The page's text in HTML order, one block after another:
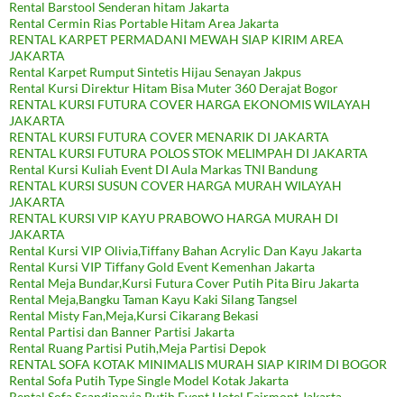
Rental Barstool Senderan hitam Jakarta
Rental Cermin Rias Portable Hitam Area Jakarta
RENTAL KARPET PERMADANI MEWAH SIAP KIRIM AREA
JAKARTA
Rental Karpet Rumput Sintetis Hijau Senayan Jakpus
Rental Kursi Direktur Hitam Bisa Muter 360 Derajat Bogor
RENTAL KURSI FUTURA COVER HARGA EKONOMIS WILAYAH
JAKARTA
RENTAL KURSI FUTURA COVER MENARIK DI JAKARTA
RENTAL KURSI FUTURA POLOS STOK MELIMPAH DI JAKARTA
Rental Kursi Kuliah Event DI Aula Markas TNI Bandung
RENTAL KURSI SUSUN COVER HARGA MURAH WILAYAH
JAKARTA
RENTAL KURSI VIP KAYU PRABOWO HARGA MURAH DI
JAKARTA
Rental Kursi VIP Olivia,Tiffany Bahan Acrylic Dan Kayu Jakarta
Rental Kursi VIP Tiffany Gold Event Kemenhan Jakarta
Rental Meja Bundar,Kursi Futura Cover Putih Pita Biru Jakarta
Rental Meja,Bangku Taman Kayu Kaki Silang Tangsel
Rental Misty Fan,Meja,Kursi Cikarang Bekasi
Rental Partisi dan Banner Partisi Jakarta
Rental Ruang Partisi Putih,Meja Partisi Depok
RENTAL SOFA KOTAK MINIMALIS MURAH SIAP KIRIM DI BOGOR
Rental Sofa Putih Type Single Model Kotak Jakarta